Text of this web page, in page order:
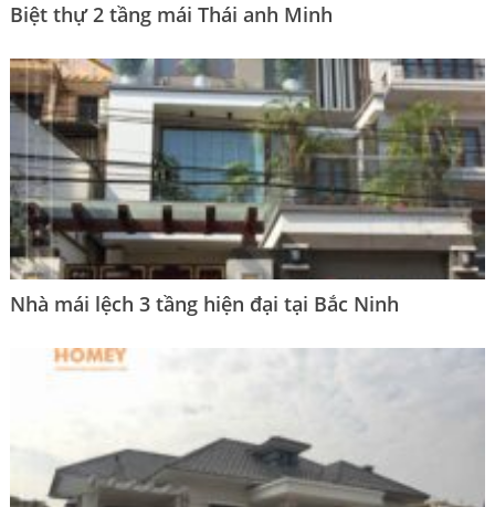
Biệt thự 2 tầng mái Thái anh Minh
Nhà mái lệch 3 tầng hiện đại tại Bắc Ninh